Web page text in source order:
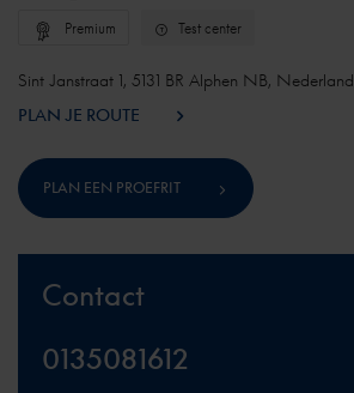
Premium Test center
Sint Janstraat 1, 5131 BR Alphen NB, Nederland
PLAN JE ROUTE
PLAN EEN PROEFRIT
Contact
0135081612